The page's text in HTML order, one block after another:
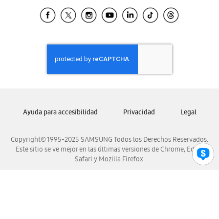
Samsung El Salvador
Samsung Honduras
Samsung Nicaragua
Samsung Panamá
Samsung Venezuela
Copyright© 1995-2025 SAMSUNG Todos los Derechos Reservados.
Este sitio se ve mejor en las últimas versiones de Chrome, Edge,
Safari y Mozilla Firefox.
Ayuda para accesibilidad Privacidad Legal